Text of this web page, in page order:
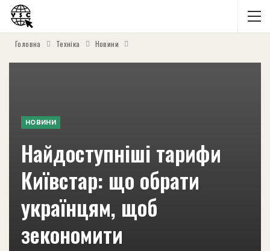
Головна Техніка Новини
НОВИНИ
Найдоступніші тарифи
Київстар: що обрати
українцям, щоб
зекономити